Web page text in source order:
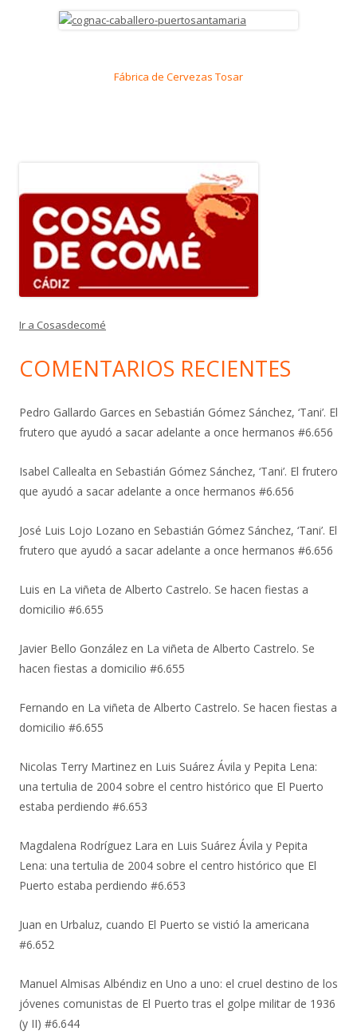
Fábrica de Cervezas Tosar
Ir a Cosasdecomé
COMENTARIOS RECIENTES
Pedro Gallardo Garces en Sebastián Gómez Sánchez, ‘Tani’. El
frutero que ayudó a sacar adelante a once hermanos #6.656
Isabel Callealta en Sebastián Gómez Sánchez, ‘Tani’. El frutero
que ayudó a sacar adelante a once hermanos #6.656
José Luis Lojo Lozano en Sebastián Gómez Sánchez, ‘Tani’. El
frutero que ayudó a sacar adelante a once hermanos #6.656
Luis en La viñeta de Alberto Castrelo. Se hacen fiestas a
domicilio #6.655
Javier Bello González en La viñeta de Alberto Castrelo. Se
hacen fiestas a domicilio #6.655
Fernando en La viñeta de Alberto Castrelo. Se hacen fiestas a
domicilio #6.655
Nicolas Terry Martinez en Luis Suárez Ávila y Pepita Lena:
una tertulia de 2004 sobre el centro histórico que El Puerto
estaba perdiendo #6.653
Magdalena Rodríguez Lara en Luis Suárez Ávila y Pepita
Lena: una tertulia de 2004 sobre el centro histórico que El
Puerto estaba perdiendo #6.653
Juan en Urbaluz, cuando El Puerto se vistió la americana
#6.652
Manuel Almisas Albéndiz en Uno a uno: el cruel destino de los
jóvenes comunistas de El Puerto tras el golpe militar de 1936
(y II) #6.644